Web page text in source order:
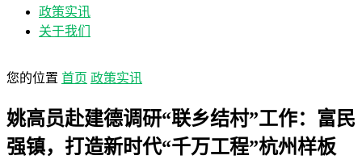
政策实讯
关于我们
您的位置 首页 政策实讯
姚高员赴建德调研“联乡结村”工作：富民
强镇，打造新时代“千万工程”杭州样板